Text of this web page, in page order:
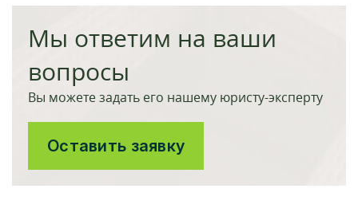
Мы ответим на ваши
вопросы
Вы можете задать его нашему юристу-эксперту
Оставить заявку